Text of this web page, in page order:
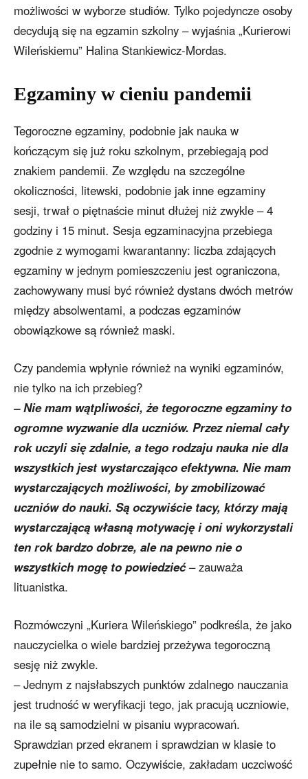
możliwości w wyborze studiów. Tylko pojedyncze osoby
decydują się na egzamin szkolny – wyjaśnia „Kurierowi
Wileńskiemu” Halina Stankiewicz-Mordas.
Egzaminy w cieniu pandemii
Tegoroczne egzaminy, podobnie jak nauka w
kończącym się już roku szkolnym, przebiegają pod
znakiem pandemii. Ze względu na szczególne
okoliczności, litewski, podobnie jak inne egzaminy
sesji, trwał o piętnaście minut dłużej niż zwykle – 4
godziny i 15 minut. Sesja egzaminacyjna przebiega
zgodnie z wymogami kwarantanny: liczba zdających
egzaminy w jednym pomieszczeniu jest ograniczona,
zachowywany musi być również dystans dwóch metrów
między absolwentami, a podczas egzaminów
obowiązkowe są również maski.
Czy pandemia wpłynie również na wyniki egzaminów,
nie tylko na ich przebieg?
– Nie mam wątpliwości, że tegoroczne egzaminy to
ogromne wyzwanie dla uczniów. Przez niemal cały
rok uczyli się zdalnie, a tego rodzaju nauka nie dla
wszystkich jest wystarczająco efektywna. Nie mam
wystarczających możliwości, by zmobilizować
uczniów do nauki. Są oczywiście tacy, którzy mają
wystarczającą własną motywację i oni wykorzystali
ten rok bardzo dobrze, ale na pewno nie o
wszystkich mogę to powiedzieć– zauważa
lituanistka.
Rozmówczyni „Kuriera Wileńskiego” podkreśla, że jako
nauczycielka o wiele bardziej przeżywa tegoroczną
sesję niż zwykle.
– Jednym z najsłabszych punktów zdalnego nauczania
jest trudność w weryfikacji tego, jak pracują uczniowie,
na ile są samodzielni w pisaniu wypracowań.
Sprawdzian przed ekranem i sprawdzian w klasie to
zupełnie nie to samo. Oczywiście, zakładam uczciwość